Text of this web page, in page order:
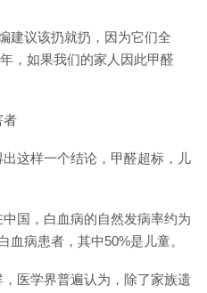
建议该扔就扔，因为它们全
，如果我们的家人因此甲醛
者
这样一个结论，甲醛超标，儿
国，白血病的自然发病率约为
病患者，其中50%是儿童。
医学界普遍认为，除了家族遗